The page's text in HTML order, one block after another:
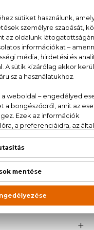
BIO
200 ml
2.950 Ft
BIO
visszaküldési